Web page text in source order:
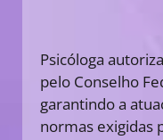
Psicóloga
pelo Conselho
garantindo a
normas exigidas